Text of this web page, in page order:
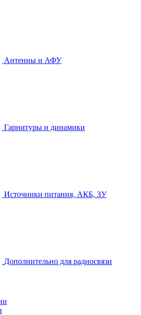
Антенны и АФУ
Гарнитуры и динамики
Источники питания, АКБ, ЗУ
Дополнительно для радиосвязи